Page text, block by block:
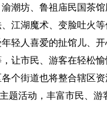
潮坊、鲁祖庙民国茶
江湖魔术、变脸吐火
轻人喜爱的扯馆儿、
，让市民、游客在轻松
个街道也将整合辖区
题活动，丰富市民、游